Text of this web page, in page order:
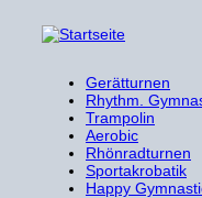
Gerätturnen
Rhythm.
Trampolin
Aerobic
Rhönradturnen
Sportakrobatik
Happy